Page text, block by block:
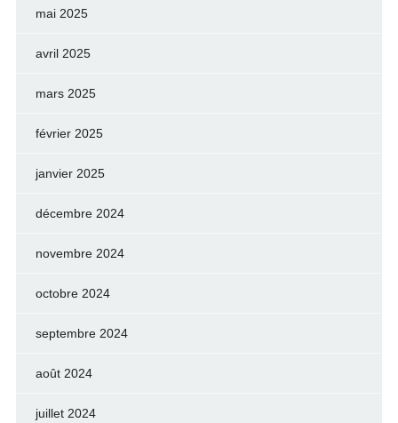
mai 2025
avril 2025
mars 2025
février 2025
janvier 2025
décembre 2024
novembre 2024
octobre 2024
septembre 2024
août 2024
juillet 2024